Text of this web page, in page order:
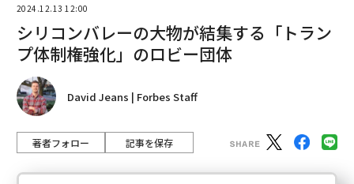
2024.12.13 12:00
シリコンバレーの大物が結集する「トラン
プ体制権強化」のロビー団体
David Jeans | Forbes Staff
著者フォロー 記事を保存